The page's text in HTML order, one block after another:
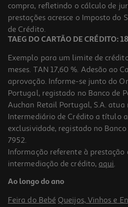
149.99 €/un
149,99 €
Processador De Alimentos Bosch
900 W 2.3 L
109.99 €/un
109,99 €
compra, refletindo o cálculo de
prestações acresce o Imposto do
de Crédito.
TAEG DO CARTÃO DE CRÉDITO:
Exemplo para um limite de
meses. TAN 17,60 %. Adesão ao
aprovação. Informe-se junto do
Portugal, registado no Banco de
Auchan Retail Portugal, S.A. atua
Intermediário de Crédito a título
exclusividade, registado no
7952.
Informação referente à prestação
intermediação de crédito, aqui.
Ao longo do ano
Feira do Bebé Queijos, Vinhos e